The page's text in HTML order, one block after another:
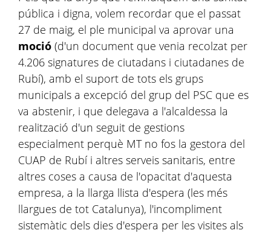
pública i digna, volem recordar que el passat
27 de maig, el ple municipal va aprovar una
moció (d'un document que venia recolzat per
4.206 signatures de ciutadans i ciutadanes de
Rubí), amb el suport de tots els grups
municipals a excepció del grup del PSC que es
va abstenir, i que delegava a l'alcaldessa la
realització d'un seguit de gestions
especialment perquè MT no fos la gestora del
CUAP de Rubí i altres serveis sanitaris, entre
altres coses a causa de l'opacitat d'aquesta
empresa, a la llarga llista d'espera (les més
llargues de tot Catalunya), l'incompliment
sistemàtic dels dies d'espera per les visites als